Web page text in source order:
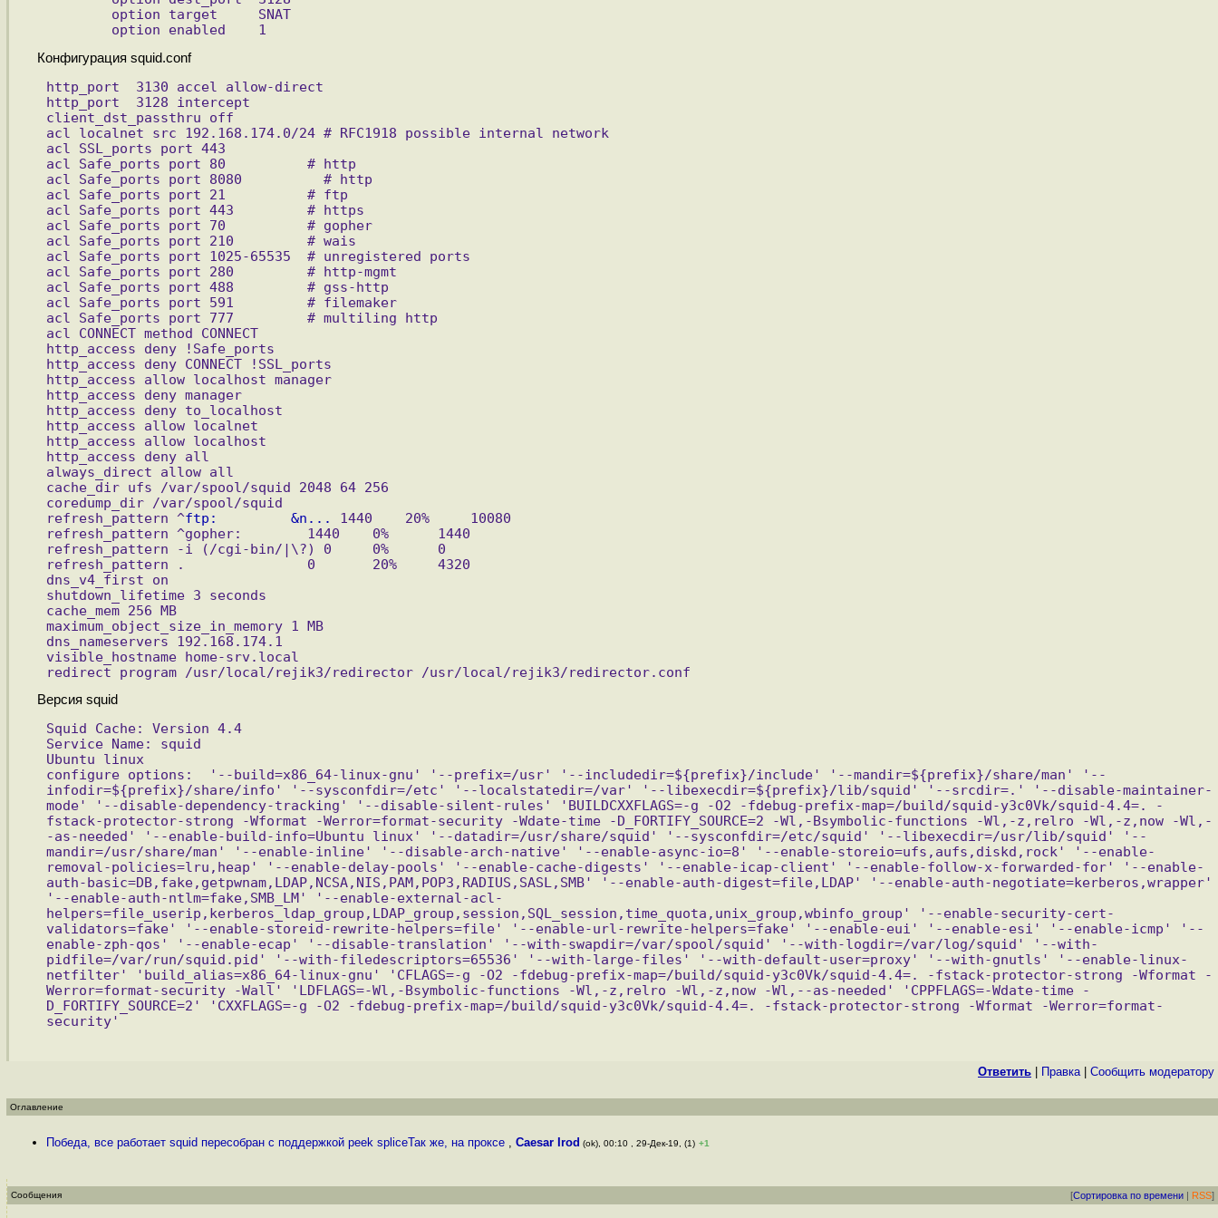
option target     SNAT
option enabled    1
Конфигурация squid.conf
http_port  3130 accel allow-direct
http_port  3128 intercept
client_dst_passthru off
acl localnet src 192.168.174.0/24 # RFC1918 possible internal network
acl SSL_ports port 443
acl Safe_ports port 80          # http
acl Safe_ports port 8080          # http
acl Safe_ports port 21          # ftp
acl Safe_ports port 443         # https
acl Safe_ports port 70          # gopher
acl Safe_ports port 210         # wais
acl Safe_ports port 1025-65535  # unregistered ports
acl Safe_ports port 280         # http-mgmt
acl Safe_ports port 488         # gss-http
acl Safe_ports port 591         # filemaker
acl Safe_ports port 777         # multiling http
acl CONNECT method CONNECT
http_access deny !Safe_ports
http_access deny CONNECT !SSL_ports
http_access allow localhost manager
http_access deny manager
http_access deny to_localhost
http_access allow localnet
http_access allow localhost
http_access deny all
always_direct allow all
cache_dir ufs /var/spool/squid 2048 64 256
coredump_dir /var/spool/squid
refresh_pattern ^ftp:         &n...
1440    20%     10080
refresh_pattern ^gopher:        1440    0%      1440
refresh_pattern -i (/cgi-bin/|\?) 0     0%      0
refresh_pattern .               0       20%     4320
dns_v4_first on
shutdown_lifetime 3 seconds
cache_mem 256 MB
maximum_object_size_in_memory 1 MB
dns_nameservers 192.168.174.1
visible_hostname home-srv.local
redirect_program /usr/local/rejik3/redirector /usr/local/rejik3/redirector.conf
Версия squid
Squid Cache: Version 4.4
Service Name: squid
Ubuntu linux
configure options:  '--build=x86_64-linux-gnu' '--prefix=/usr' '--includedir=${prefix}/include' '--mandir=${prefix}/share/man' '--
infodir=${prefix}/share/info' '--sysconfdir=/etc' '--localstatedir=/var' '--libexecdir=${prefix}/lib/squid' '--srcdir=.' '--disable-maintainer-
mode' '--disable-dependency-tracking' '--disable-silent-rules' 'BUILDCXXFLAGS=-g -O2 -fdebug-prefix-map=/build/squid-y3c0Vk/squid-4.4=. -
fstack-protector-strong -Wformat -Werror=format-security -Wdate-time -D_FORTIFY_SOURCE=2 -Wl,-Bsymbolic-functions -Wl,-z,relro -Wl,-z,now -Wl,-
-as-needed' '--enable-build-info=Ubuntu linux' '--datadir=/usr/share/squid' '--sysconfdir=/etc/squid' '--libexecdir=/usr/lib/squid' '--
mandir=/usr/share/man' '--enable-inline' '--disable-arch-native' '--enable-async-io=8' '--enable-storeio=ufs,aufs,diskd,rock' '--enable-
removal-policies=lru,heap' '--enable-delay-pools' '--enable-cache-digests' '--enable-icap-client' '--enable-follow-x-forwarded-for' '--enable-
auth-basic=DB,fake,getpwnam,LDAP,NCSA,NIS,PAM,POP3,RADIUS,SASL,SMB' '--enable-auth-digest=file,LDAP' '--enable-auth-negotiate=kerberos,wrapper'
'--enable-auth-ntlm=fake,SMB_LM' '--enable-external-acl-
helpers=file_userip,kerberos_ldap_group,LDAP_group,session,SQL_session,time_quota,unix_group,wbinfo_group' '--enable-security-cert-
validators=fake' '--enable-storeid-rewrite-helpers=file' '--enable-url-rewrite-helpers=fake' '--enable-eui' '--enable-esi' '--enable-icmp' '--
enable-zph-qos' '--enable-ecap' '--disable-translation' '--with-swapdir=/var/spool/squid' '--with-logdir=/var/log/squid' '--with-
pidfile=/var/run/squid.pid' '--with-filedescriptors=65536' '--with-large-files' '--with-default-user=proxy' '--with-gnutls' '--enable-linux-
netfilter' 'build_alias=x86_64-linux-gnu' 'CFLAGS=-g -O2 -fdebug-prefix-map=/build/squid-y3c0Vk/squid-4.4=. -fstack-protector-strong -Wformat -
Werror=format-security -Wall' 'LDFLAGS=-Wl,-Bsymbolic-functions -Wl,-z,relro -Wl,-z,now -Wl,--as-needed' 'CPPFLAGS=-Wdate-time -
D_FORTIFY_SOURCE=2' 'CXXFLAGS=-g -O2 -fdebug-prefix-map=/build/squid-y3c0Vk/squid-4.4=. -fstack-protector-strong -Wformat -Werror=format-
security'
Ответить Правка| Cообщить модератору
Оглавление
Победа, все работает squid пересобран с поддержкой peek spliceТак же, на проксе , Caesar Irod (ok), 00:10 , 29-Дек-19, (1) +1
Сообщения [Сортировка по времени | RSS]